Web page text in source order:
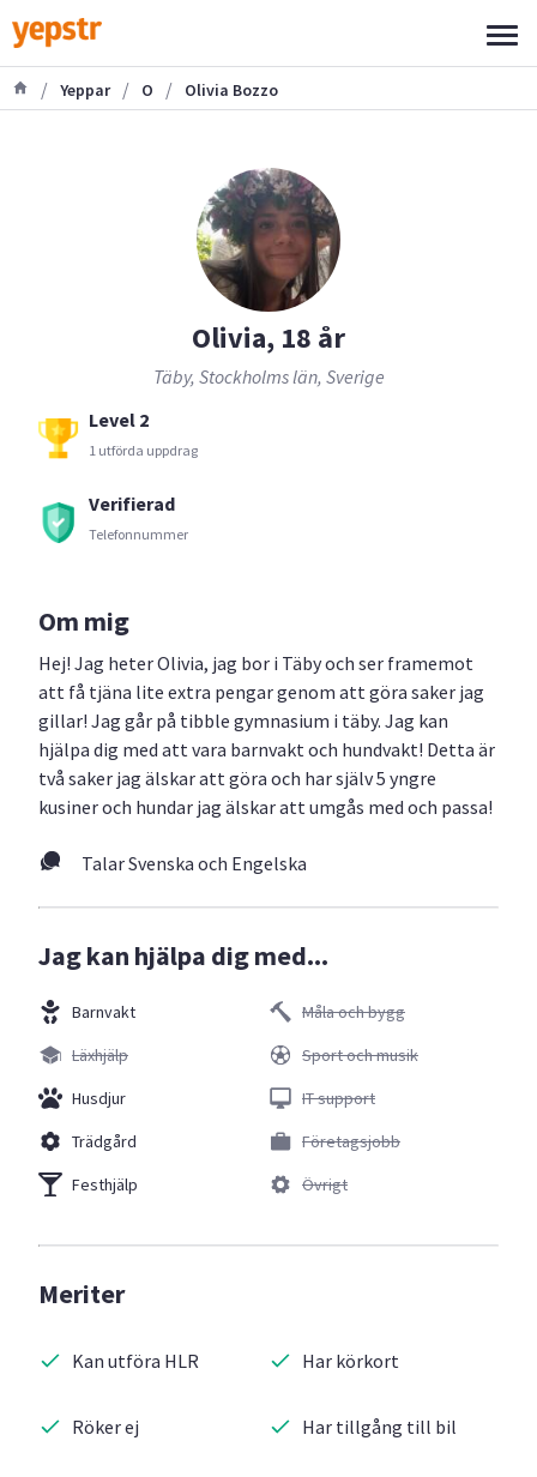
/ Yeppar / O / Olivia Bozzo
Olivia, 18 år
Täby, Stockholms län, Sverige
Level 2
1 utförda uppdrag
Verifierad
Telefonnummer
Om mig
Hej! Jag heter Olivia, jag bor i Täby och ser framemot
att få tjäna lite extra pengar genom att göra saker jag
gillar! Jag går på tibble gymnasium i täby. Jag kan
hjälpa dig med att vara barnvakt och hundvakt! Detta är
två saker jag älskar att göra och har själv 5 yngre
kusiner och hundar jag älskar att umgås med och passa!
Talar Svenska och Engelska
Jag kan hjälpa dig med...
Barnvakt
Läxhjälp
Husdjur
Trädgård
Festhjälp
Måla och bygg
Sport och musik
IT support
Företagsjobb
Övrigt
Meriter
Kan utföra HLR
Röker ej
Har körkort
Har tillgång till bil